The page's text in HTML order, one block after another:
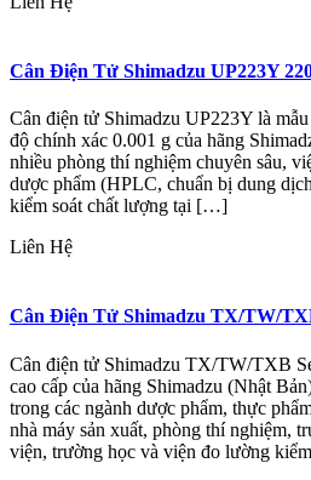
Cân Điện Tử Shimadzu UP223Y
Cân điện tử Shimadzu UP223Y là
độ chính xác 0.001 g của hãng
nhiều phòng thí nghiệm chuyên sâu,
dược phẩm (HPLC, chuẩn bị dung
kiểm soát chất lượng tại […]
Liên Hệ
Cân Điện Tử Shimadzu TX/TW/
Cân điện tử Shimadzu TX/TW/TXB
cao cấp của hãng Shimadzu (Nhật
trong các ngành dược phẩm, thực
nhà máy sản xuất, phòng thí nghiệm,
viện, trường học và viện đo lường